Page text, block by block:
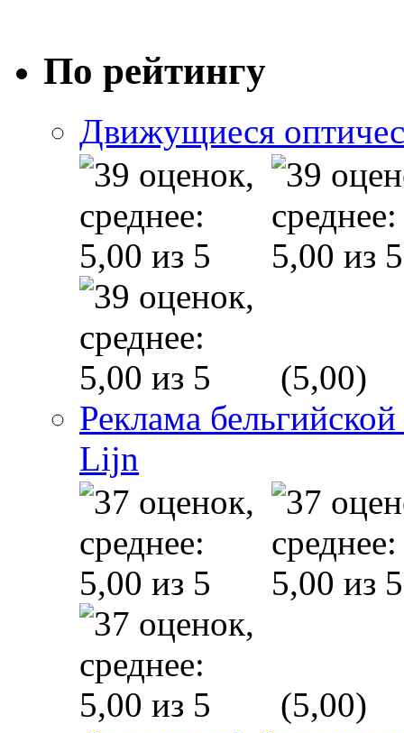
По рейтингу
Движущиеся
(5,00)
Реклама
Lijn
(5,00)